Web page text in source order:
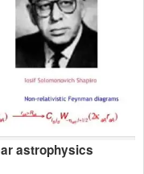
astrophysics